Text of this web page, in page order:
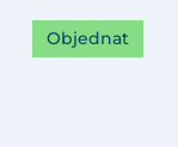
Objednat